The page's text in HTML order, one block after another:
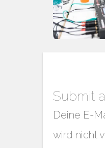
Submit
Deine E-
wird nicht